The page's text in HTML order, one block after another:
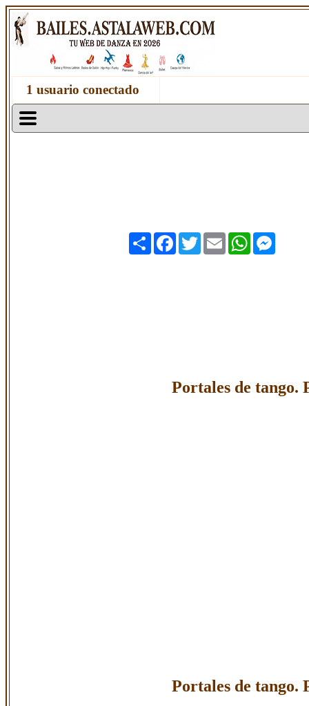
1 usuario conectado
Share Facebook
TwitterEmail WhatsApp
Portales de tango.
Portales de tango.